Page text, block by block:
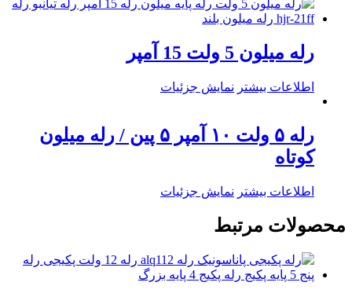
رله میلون 5 ولت 15 آمپر
اطلاعات بیشتر نمایش جزئیات
رله ۵ ولت ۱۰ آمپر ۵ پین / رله میلون
کوتاه
اطلاعات بیشتر نمایش جزئیات
محصولات مرتبط